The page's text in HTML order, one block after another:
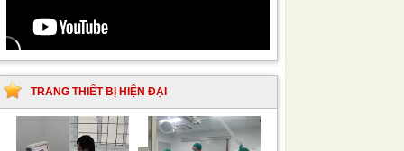
TRANG THIẾT BỊ HIỆN ĐẠI